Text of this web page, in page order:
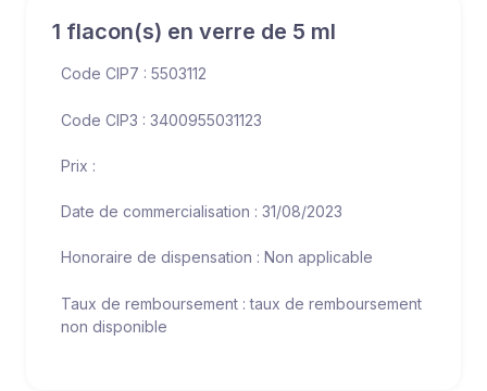
1 flacon(s) en verre de 5 ml
Code CIP7 : 5503112
Code CIP3 : 3400955031123
Prix :
Date de commercialisation : 31/08/2023
Honoraire de dispensation : Non applicable
Taux de remboursement : taux de remboursement
non disponible